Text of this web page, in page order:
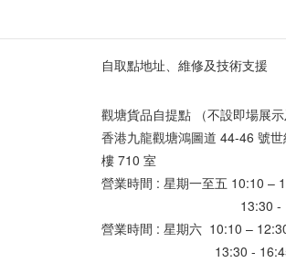
自取點地址、維修及技術支援
觀塘貨品自提點 （不設即場展示
香港九龍觀塘鴻圖道 44-46 號
樓 710 室
營業時間 : 星期一至五 10:10 –
13:30 -
營業時間 : 星期六 10:10 –
13:30 -